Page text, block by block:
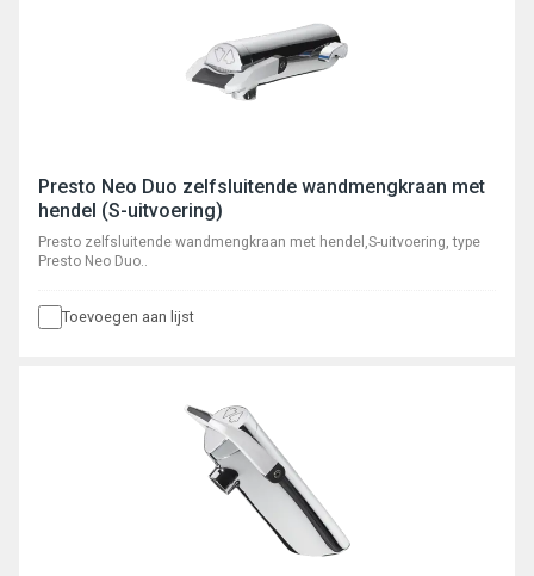
Presto Neo Duo zelfsluitende wandmengkraan met
hendel (S-uitvoering)
Presto zelfsluitende wandmengkraan met hendel,S-uitvoering, type
Presto Neo Duo..
Toevoegen aan lijst